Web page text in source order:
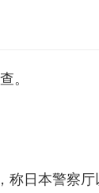
。
称日本警察